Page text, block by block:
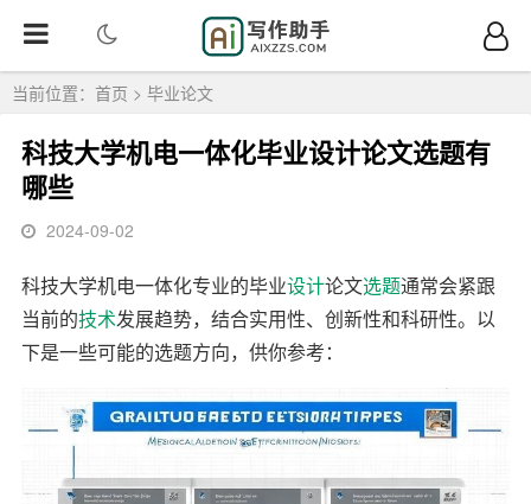
当前位置： 首页 > 毕业论文
科技大学机电一体化毕业设计论文选题有
哪些
2024-09-02
科技大学机电一体化专业的毕业设计论文选题通常会紧跟
当前的技术发展趋势，结合实用性、创新性和科研性。以
下是一些可能的选题方向，供你参考：